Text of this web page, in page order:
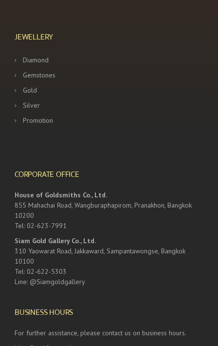
JEWELLERY
Diamond
Gemstones
Gold
Silver
Promotion
CORPORATE OFFICE
House of Goldsmiths Co., Ltd.
855 Mahachai Road, Wangburaphapirom, Pranakhon, Bangkok
10200
Tel: 02-623-7991
Siam Gold Gallery Co., Ltd.
310 Yaowarat Road, Jakkaward, Sampantawongse, Bangkok
10100
Tel: 02-622-5303
Line: @Siamgoldgallery
BUSINESS HOURS
For further assistance, please contact us on business hours.